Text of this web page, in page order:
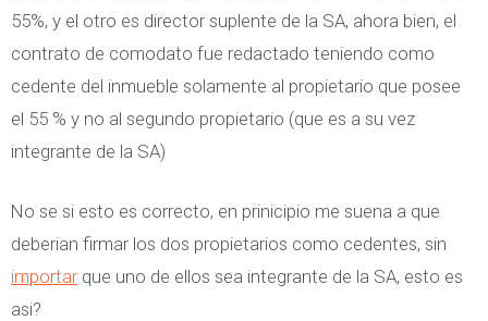
55%, y el otro es director suplente de la SA, ahora bien, el
contrato de comodato fue redactado teniendo como
cedente del inmueble solamente al propietario que posee
el 55 % y no al segundo propietario (que es a su vez
integrante de la SA)
No se si esto es correcto, en prinicipio me suena a que
deberian firmar los dos propietarios como cedentes, sin
importar que uno de ellos sea integrante de la SA, esto es
asi?